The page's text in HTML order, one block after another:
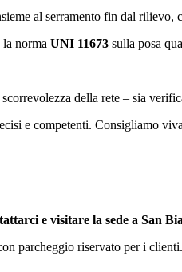
al serramento fin dal rilievo,
la norma UNI 11673 sulla posa
della rete – sia
e competenti. Consigliamo
e visitare la sede a San
parcheggio riservato per i clienti.